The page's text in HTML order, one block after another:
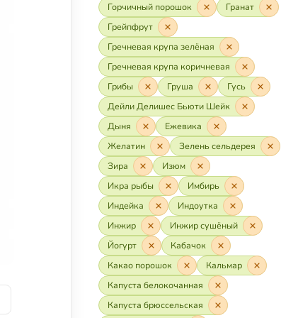
Горчичный порошок
Гранат
Грейпфрут
Гречневая крупа зелёная
Гречневая крупа коричневая
Грибы
Груша
Гусь
Дейли Делишес Бьюти Шейк
Дыня
Ежевика
Желатин
Зелень сельдерея
Зира
Изюм
Икра рыбы
Имбирь
Индейка
Индоутка
Инжир
Инжир сушёный
Йогурт
Кабачок
Какао порошок
Кальмар
Капуста белокочанная
Капуста брюссельская